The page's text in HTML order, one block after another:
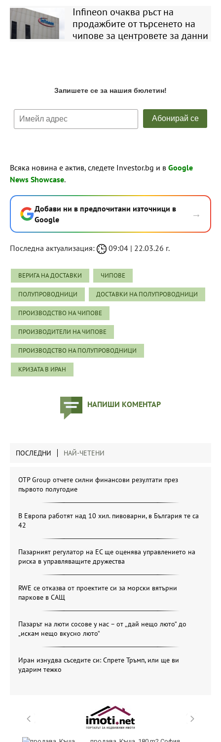
Infineon очаква ръст на
продажбите от търсенето на
чипове за центровете за данни
Всяка новина е актив, следете Investor.bg и в Google
News Showcase.
Добави ни в предпочитани източници в
Google
→
Последна актуализация: 09:04 | 22.03.26 г.
ВЕРИГА НА ДОСТАВКИ ЧИПОВЕ
ПОЛУПРОВОДНИЦИ ДОСТАВКИ НА ПОЛУПРОВОДНИЦИ
ПРОИЗВОДСТВО НА ЧИПОВЕ
ПРОИЗВОДИТЕЛИ НА ЧИПОВЕ
ПРОИЗВОДСТВО НА ПОЛУПРОВОДНИЦИ
КРИЗАТА В ИРАН
НАПИШИ КОМЕНТАР
ПОСЛЕДНИ НАЙ-ЧЕТЕНИ
OTP Group отчете силни финансови резултати през
първото полугодие
В Европа работят над 10 хил. пивоварни, в България те са
42
Пазарният регулатор на ЕС ще оценява управлението на
риска в управляващите дружества
RWE се отказва от проектите си за морски вятърни
паркове в САЩ
Пазарът на люти сосове у нас – от „дай нещо люто“ до
„искам нещо вкусно люто“
Иран изнудва съседите си: Спрете Тръмп, или ще ви
ударим тежко